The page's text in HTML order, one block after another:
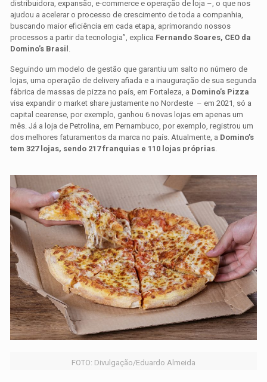
distribuidora, expansão, e-commerce e operação de loja –, o que nos
ajudou a acelerar o processo de crescimento de toda a companhia,
buscando maior eficiência em cada etapa, aprimorando nossos
processos a partir da tecnologia”, explica Fernando Soares, CEO da
Domino’s Brasil .
Seguindo um modelo de gestão que garantiu um salto no número de
lojas, uma operação de delivery afiada e a inauguração de sua segunda
fábrica de massas de pizza no país, em Fortaleza, a Domino’s Pizza
visa expandir o market share justamente no Nordeste – em 2021, só a
capital cearense, por exemplo, ganhou 6 novas lojas em apenas um
mês. Já a loja de Petrolina, em Pernambuco, por exemplo, registrou um
dos melhores faturamentos da marca no país. Atualmente, a Domino’s
tem 327 lojas, sendo 217 franquias e 110 lojas próprias.
FOTO: Divulgação/Eduardo Almeida